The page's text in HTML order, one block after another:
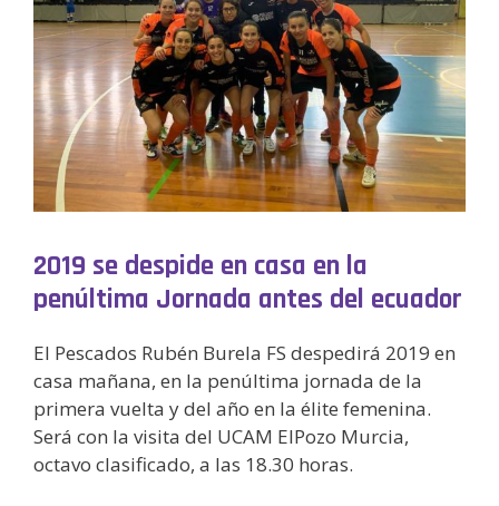
2019 se despide en casa en la
penúltima Jornada antes del ecuador
El Pescados Rubén Burela FS despedirá 2019 en
casa mañana, en la penúltima jornada de la
primera vuelta y del año en la élite femenina.
Será con la visita del UCAM ElPozo Murcia,
octavo clasificado, a las 18.30 horas.